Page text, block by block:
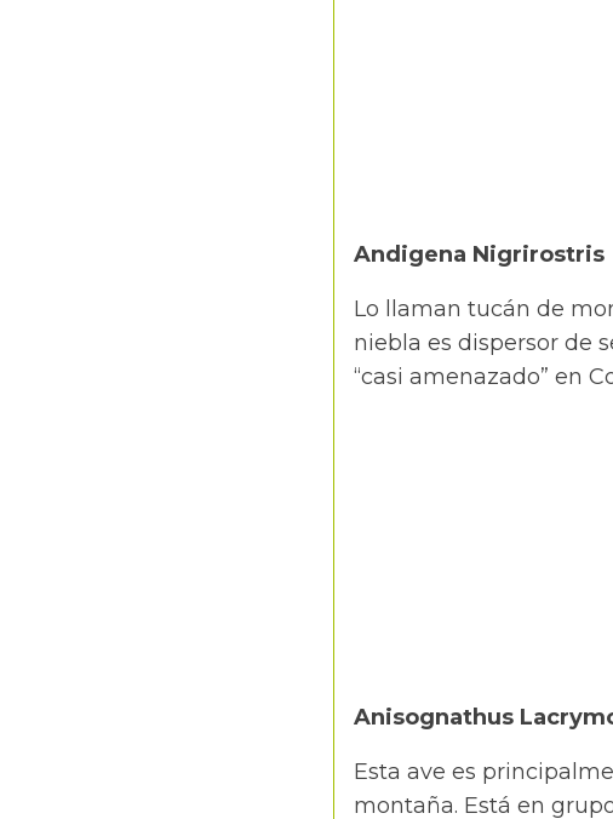
Andigena Nigrirostris
Lo llaman tucán de
niebla es dispersor de
“casi amenazado” en
Anisognathus
Esta ave es
montaña. Está en